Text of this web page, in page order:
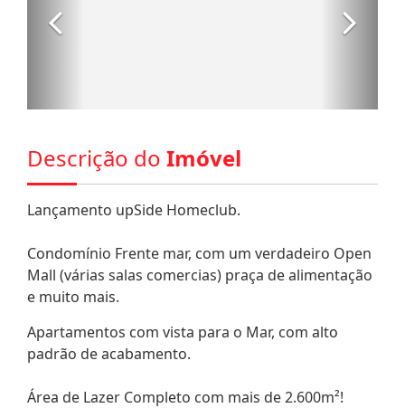
Descrição do Imóvel
Lançamento upSide Homeclub.
Condomínio Frente mar, com um verdadeiro Open
Mall (várias salas comercias) praça de alimentação
e muito mais.
Apartamentos com vista para o Mar, com alto
padrão de acabamento.
Área de Lazer Completo com mais de 2.600m²!